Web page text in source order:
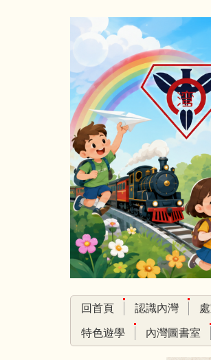
回首頁 認識內灣
特色遊學 內灣圖書室